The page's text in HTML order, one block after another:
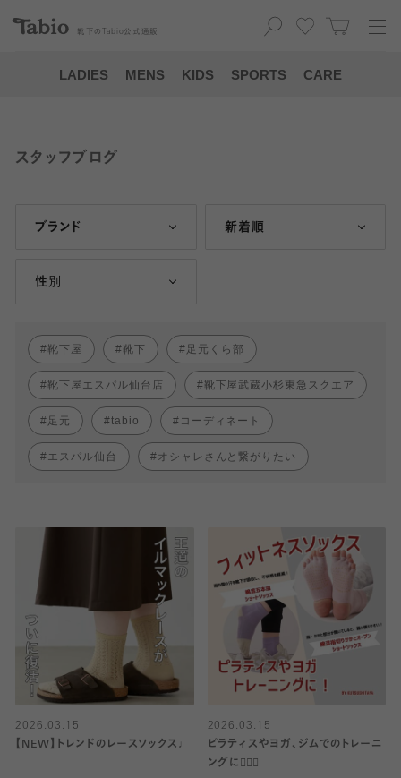
靴下の Tabio 公式通販
LADIES MENS KIDS SPORTS CARE
スタッフブログ
ブランド 新着順
性別
靴下屋 靴下 足元くら部
靴下屋エスパル仙台店 靴下屋武蔵小杉東急スクエア
足元 tabio コーディネート
エスパル仙台 オシャレさんと繋がりたい
2026.03.15
【NEW】トレンドのレースソックス♩
2026.03.15
ピラティスやヨガ、ジムでのトレーニ
ングに🏃🏻‍♀️